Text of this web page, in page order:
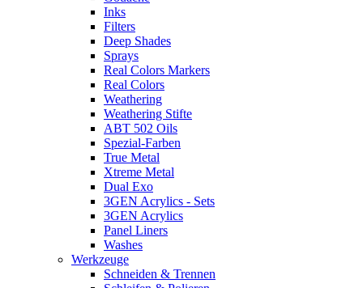
Inks
Filters
Deep Shades
Sprays
Real Colors Markers
Real Colors
Weathering
Weathering Stifte
ABT 502 Oils
Spezial-Farben
True Metal
Xtreme Metal
Dual Exo
3GEN Acrylics - Sets
3GEN Acrylics
Panel Liners
Washes
Werkzeuge
Schneiden & Trennen